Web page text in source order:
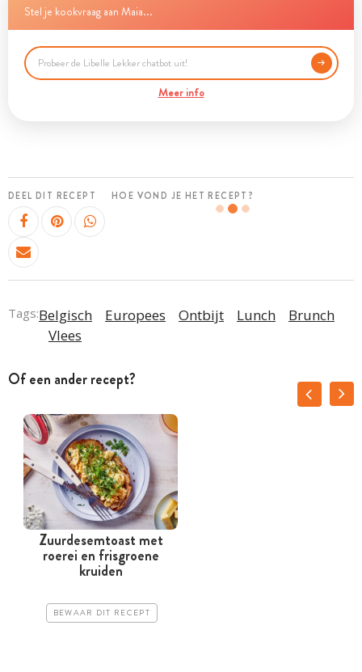
Stel je kookvraag aan Maia...
Meer info
DEEL DIT RECEPT HOE VOND JE HET RECEPT?
Tags:Belgisch Europees Ontbijt Lunch
Brunch
Vlees
Of een ander recept?
Zuurdesemtoast met
roerei en frisgroene
kruiden
BEWAAR DIT RECEPT